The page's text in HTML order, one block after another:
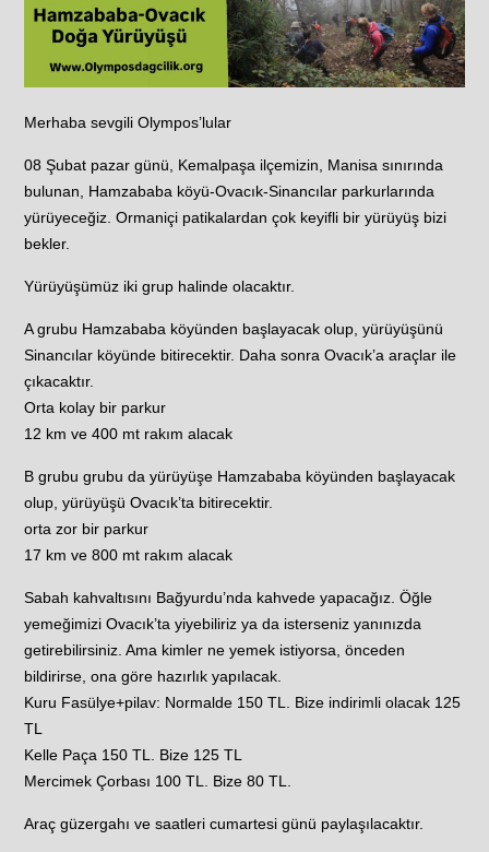
Merhaba sevgili Olympos’lular
08 Şubat pazar günü, Kemalpaşa ilçemizin, Manisa sınırında
bulunan, Hamzababa köyü-Ovacık-Sinancılar parkurlarında
yürüyeceğiz. Ormaniçi patikalardan çok keyifli bir yürüyüş bizi
bekler.
Yürüyüşümüz iki grup halinde olacaktır.
A grubu Hamzababa köyünden başlayacak olup, yürüyüşünü
Sinancılar köyünde bitirecektir. Daha sonra Ovacık’a araçlar ile
çıkacaktır.
Orta kolay bir parkur
12 km ve 400 mt rakım alacak
B grubu grubu da yürüyüşe Hamzababa köyünden başlayacak
olup, yürüyüşü Ovacık’ta bitirecektir.
orta zor bir parkur
17 km ve 800 mt rakım alacak
Sabah kahvaltısını Bağyurdu’nda kahvede yapacağız. Öğle
yemeğimizi Ovacık’ta yiyebiliriz ya da isterseniz yanınızda
getirebilirsiniz. Ama kimler ne yemek istiyorsa, önceden
bildirirse, ona göre hazırlık yapılacak.
Kuru Fasülye+pilav: Normalde 150 TL. Bize indirimli olacak 125
TL
Kelle Paça 150 TL. Bize 125 TL
Mercimek Çorbası 100 TL. Bize 80 TL.
Araç güzergahı ve saatleri cumartesi günü paylaşılacaktır.